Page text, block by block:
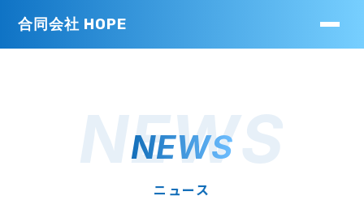
合同会社 HOPE
NEWS
NEWS
ニュース